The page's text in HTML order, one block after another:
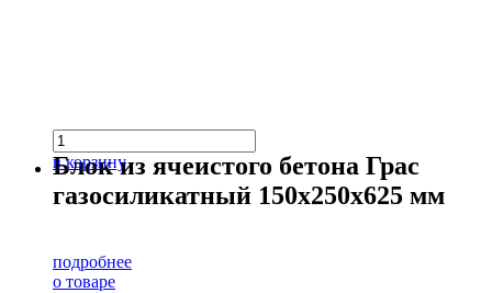
в корзину
Блок из ячеистого бетона Грас
газосиликатный 150х250х625 мм
подробнее
о товаре